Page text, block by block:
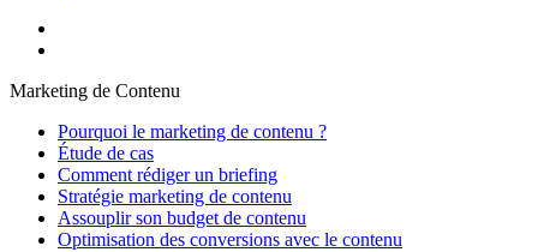
Marketing de Contenu
Pourquoi le marketing de contenu ?
Étude de cas
Comment rédiger un briefing
Stratégie marketing de contenu
Assouplir son budget de contenu
Optimisation des conversions avec le contenu